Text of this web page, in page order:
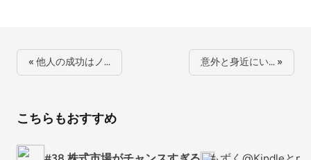
« 他人の成功はノ… 意外と身近にい… »
こちらもおすすめ